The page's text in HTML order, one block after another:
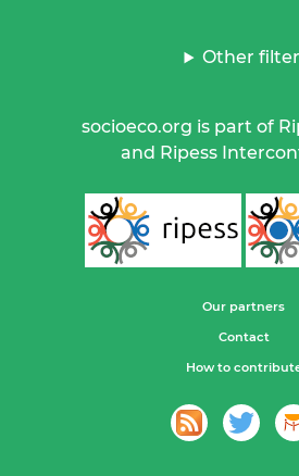
Other
socioeco.org is part of
and Ripess
Our partners
Contact
How to